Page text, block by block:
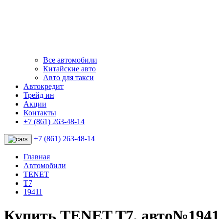
Все автомобили
Китайские авто
Авто для такси
Автокредит
Трейд ин
Акции
Контакты
+7 (861) 263-48-14
+7 (861) 263-48-14
Главная
Автомобили
TENET
T7
19411